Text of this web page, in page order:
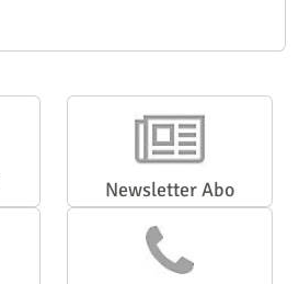
Newsletter Abo